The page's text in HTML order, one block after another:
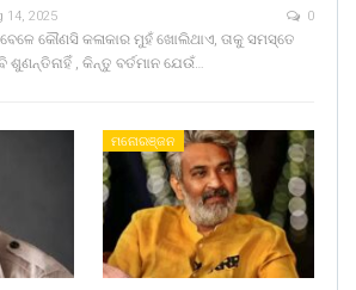
14, 2025 0
କୌଣସି କଳାକାର ମୁହଁ ଖୋଲିଥାଏ, ତାକୁ ସମସ୍ତେ
, କିନ୍ତୁ ବର୍ତମାନ ଯେଉଁ…
ମନୋରଞ୍ଜନ